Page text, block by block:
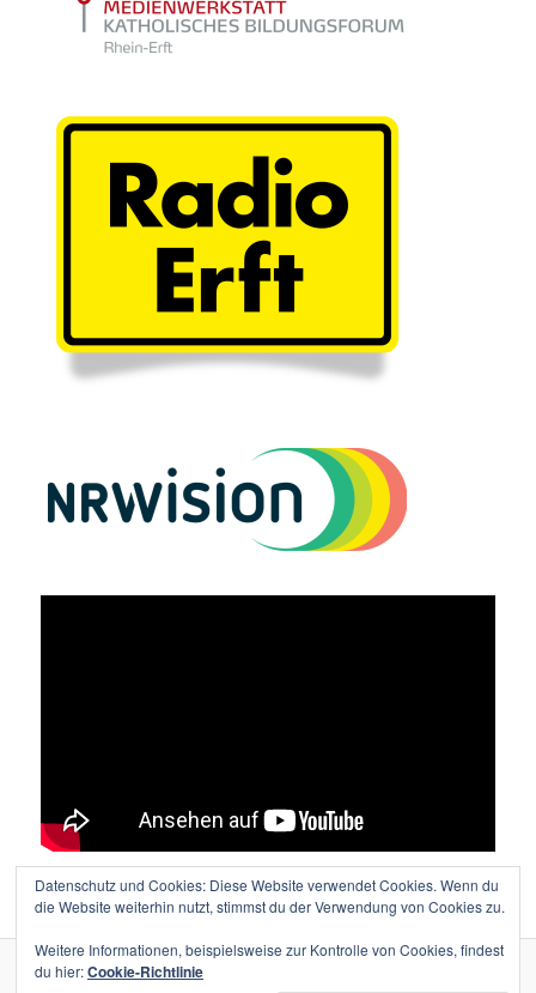
Vielen Dank an Lutz Wolters für den tollen Film!
Stolz präsentiert von WordPress
Datenschutz und Cookies: Diese Website verwendet Cookies. Wenn du
die Website weiterhin nutzt, stimmst du der Verwendung von Cookies zu.
Weitere Informationen, beispielsweise zur Kontrolle von Cookies, findest
du hier:Cookie-Richtlinie